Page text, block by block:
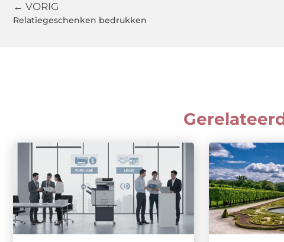
← VORIG
Relatiegeschenken bedrukken